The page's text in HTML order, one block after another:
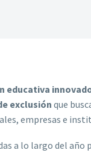
educativa
exclusión que
empresas e
a lo largo del